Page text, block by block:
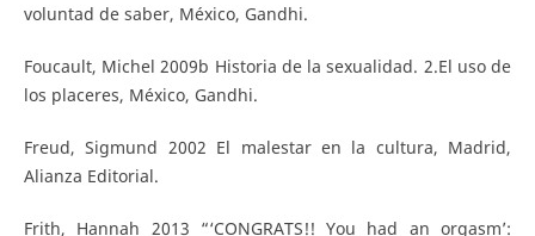
voluntad de saber, México, Gandhi.
Foucault, Michel 2009b Historia de la sexualidad. 2.El uso de
los placeres, México, Gandhi.
Freud, Sigmund 2002 El malestar en la cultura, Madrid,
Alianza Editorial.
Frith, Hannah 2013 “‘CONGRATS!! You had an orgasm’: